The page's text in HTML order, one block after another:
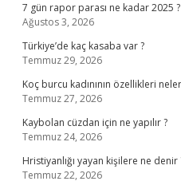
7 gün rapor parası ne kadar 2025 ?
Ağustos 3, 2026
Türkiye’de kaç kasaba var ?
Temmuz 29, 2026
Koç burcu kadınının özellikleri
Temmuz 27, 2026
Kaybolan cüzdan için ne yapılır ?
Temmuz 24, 2026
Hristiyanlığı yayan kişilere ne denir
Temmuz 22, 2026